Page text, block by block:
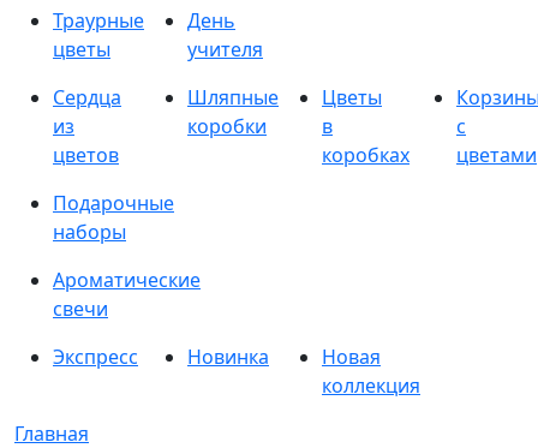
Траурные
цветы
День
учителя
Сердца
из
цветов
Шляпные
коробки
Цветы
в
коробках
с
цветами
Подарочные
наборы
Ароматические
свечи
Экспресс
Новинка
Новая
коллекция
Главная